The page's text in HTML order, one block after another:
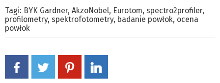
Tagi: BYK Gardner, AkzoNobel, Eurotom, spectro2profiler,
profilometry, spektrofotometry, badanie powłok, ocena
powłok